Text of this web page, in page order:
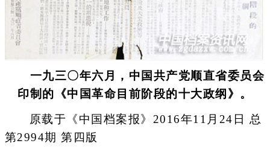
一九三〇年六月，中国共产党顺直省委员会
印制的《中国革命目前阶段的十大政纲》。
原载于《中国档案报》2016年11月24日 总
第2994期 第四版